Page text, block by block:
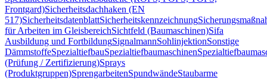
Frontgard)Sicherheitsdachhaken (EN
517)SicherheitsdatenblattSicherheitskennzeichnung
für Arbeiten im GleisbereichSichtfeld (Baumaschinen)Sifa
Ausbildung und FortbildungSignalmannSohlinjektionSonstige
DämmstoffeSpezialtiefbauSpezialtiefbaumaschinen
(Prüfung / Zertifizierung)Sprays
(Produktgruppen)SprengarbeitenSpundwändeStaubarme